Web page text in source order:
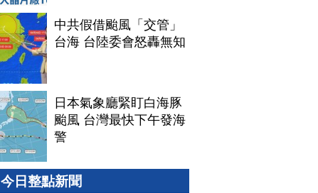
中共假借颱風「交管」
台海 台陸委會怒轟無知
日本氣象廳緊盯白海豚
颱風 台灣最快下午發海
警
今日整點新聞